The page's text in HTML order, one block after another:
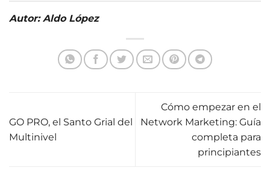
Autor: Aldo López
GO PRO, el Santo Grial del
Multinivel
Cómo empezar en el
Network Marketing: Guía
completa para
principiantes